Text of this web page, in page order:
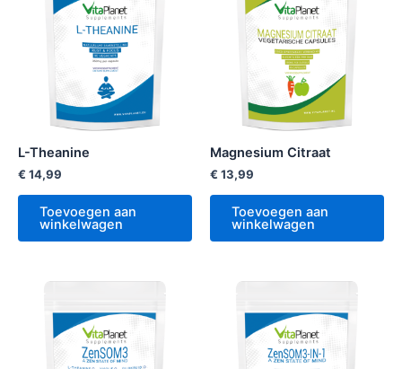
L-Theanine
€ 14,99
Toevoegen aan
winkelwagen
Magnesium Citraat
€ 13,99
Toevoegen aan
winkelwagen